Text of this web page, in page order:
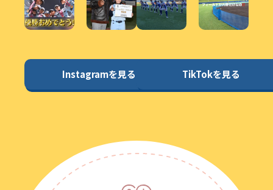
Instagramを見る TikTokを見る